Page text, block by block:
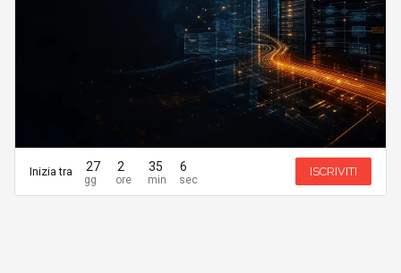
Inizia tra 27 2 35 6 ISCRIVITI